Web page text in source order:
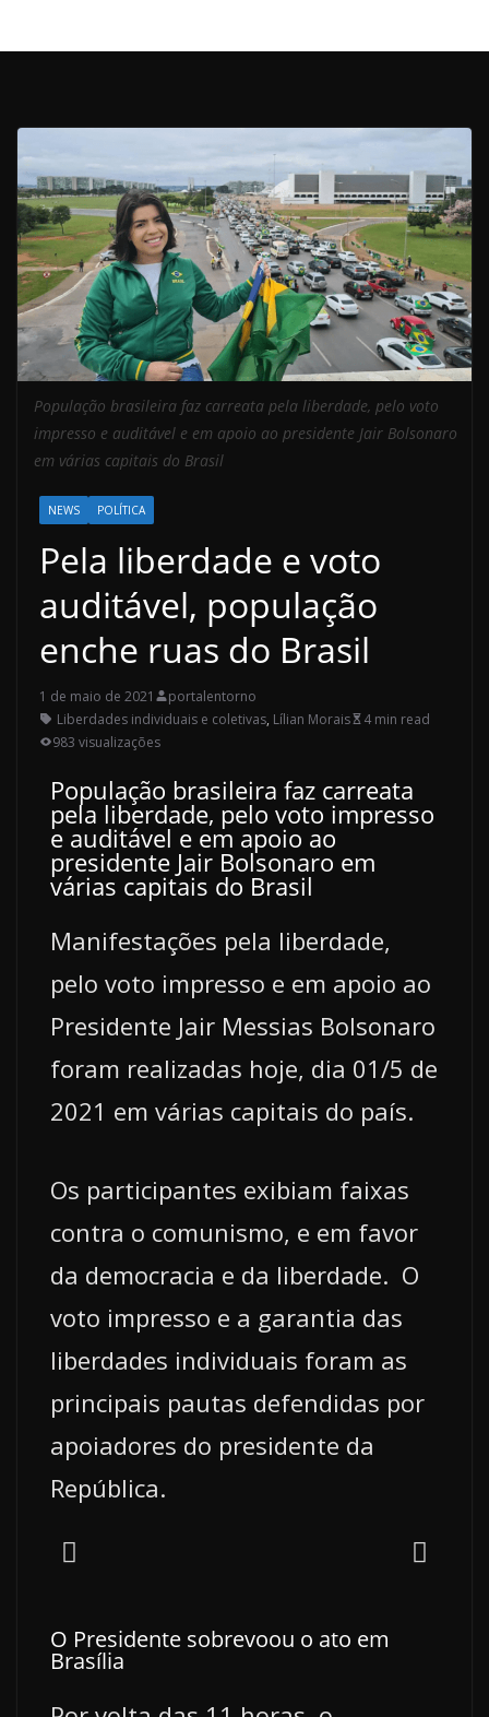
População brasileira faz carreata pela liberdade, pelo voto
impresso e auditável e em apoio ao presidente Jair Bolsonaro
em várias capitais do Brasil
NEWS POLÍTICA
Pela liberdade e voto
auditável, população
enche ruas do Brasil
1 de maio de 2021
portalentorno
Liberdades individuais e coletivas, Lílian Morais
4 min read
983 visualizações
População brasileira faz carreata
pela liberdade, pelo voto impresso
e auditável e em apoio ao
presidente Jair Bolsonaro em
várias capitais do Brasil
Manifestações pela liberdade,
pelo voto impresso e em apoio ao
Presidente Jair Messias Bolsonaro
foram realizadas hoje, dia 01/5 de
2021 em várias capitais do país.
Os participantes exibiam faixas
contra o comunismo, e em favor
da democracia e da liberdade. O
voto impresso e a garantia das
liberdades individuais foram as
principais pautas defendidas por
apoiadores do presidente da
República.
O Presidente sobrevoou o ato em
Brasília